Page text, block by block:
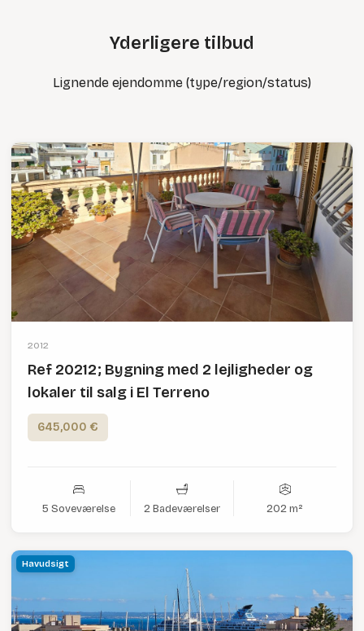
Yderligere tilbud
Lignende ejendomme (type/region/status)
2012
Ref 20212; Bygning med 2 lejligheder og
lokaler til salg i El Terreno
645,000 €
5 Soveværelse 2 Badeværelser 202 m²
Havudsigt